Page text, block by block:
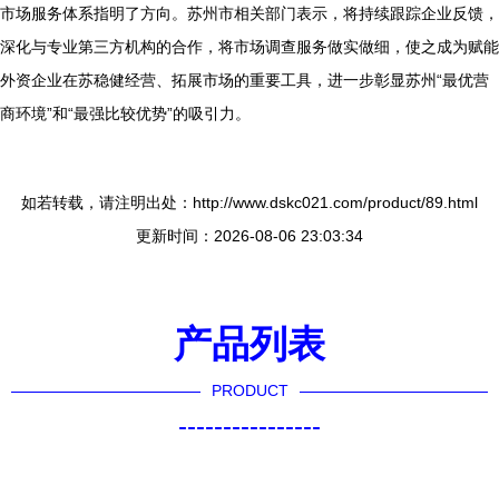
市场服务体系指明了方向。苏州市相关部门表示，将持续跟踪企业反馈，
深化与专业第三方机构的合作，将市场调查服务做实做细，使之成为赋能
外资企业在苏稳健经营、拓展市场的重要工具，进一步彰显苏州“最优营
商环境”和“最强比较优势”的吸引力。
如若转载，请注明出处：http://www.dskc021.com/product/89.html
更新时间：2026-08-06 23:03:34
产品列表
PRODUCT
----------------